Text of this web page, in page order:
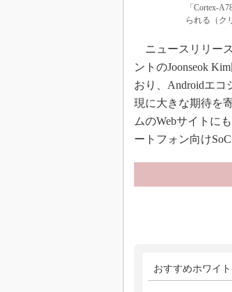
「Cortex-
られる（ク
ニュースリリース
ントのJoonseok
おり、Androidエ
現に大きな期待を
ムのWebサイトに
ートフォン向け
おすすめホワイ